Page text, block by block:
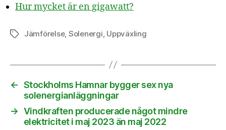
Hur mycket är en gigawatt?
EtiketterJämförelse, Solenergi Uppväxling
← Stockholms Hamnar bygger sex nya
solenergianläggningar
→ Vindkraften producerade något mindre
elektricitet i maj 2023 än maj 2022